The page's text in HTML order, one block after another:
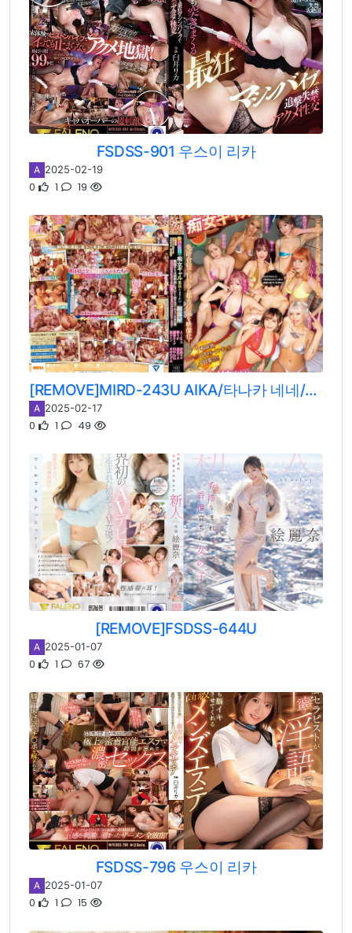
FSDSS-901 우스이 리카
A 2025-02-19
0 1 19
[REMOVE]MIRD-243U AIKA/타나카 네네/츠바키 리카/세나 루미나/아이미 리카/오오토리 카렌/하루히 모카/아리무라 노조미
A 2025-02-17
0 1 49
[REMOVE]FSDSS-644U
A 2025-01-07
0 1 67
FSDSS-796 우스이 리카
A 2025-01-07
0 1 15